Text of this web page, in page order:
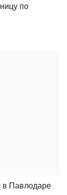
по
в Павлодаре